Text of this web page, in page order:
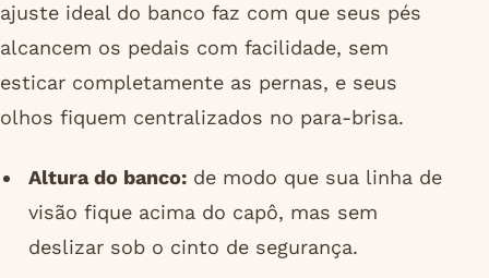
ajuste ideal do banco faz com que seus pés
alcancem os pedais com facilidade, sem
esticar completamente as pernas, e seus
olhos fiquem centralizados no para-brisa.
Altura do banco:de modo que sua linha de
visão fique acima do capô, mas sem
deslizar sob o cinto de segurança.